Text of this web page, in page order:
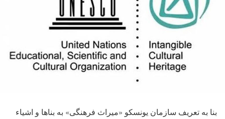
بنا به تعریف سازمان یونسکو «میراث فرهنگی» به بناها و اشیاء